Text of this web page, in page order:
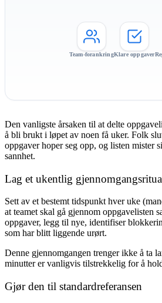
Team-forankringKlare oppgaver
Den vanligste årsaken til at delte
å bli brukt i løpet av noen få uker. Folk
oppgaver hoper seg opp, og listen mister
sannhet.
Lag et ukentlig
Sett av et bestemt tidspunkt hver uke
at teamet skal gå gjennom oppgavelisten
oppgaver, legg til nye, identifiser
som har blitt liggende urørt.
Denne gjennomgangen trenger ikke å ta
minutter er vanligvis tilstrekkelig for å
Gjør den til standardreferansen